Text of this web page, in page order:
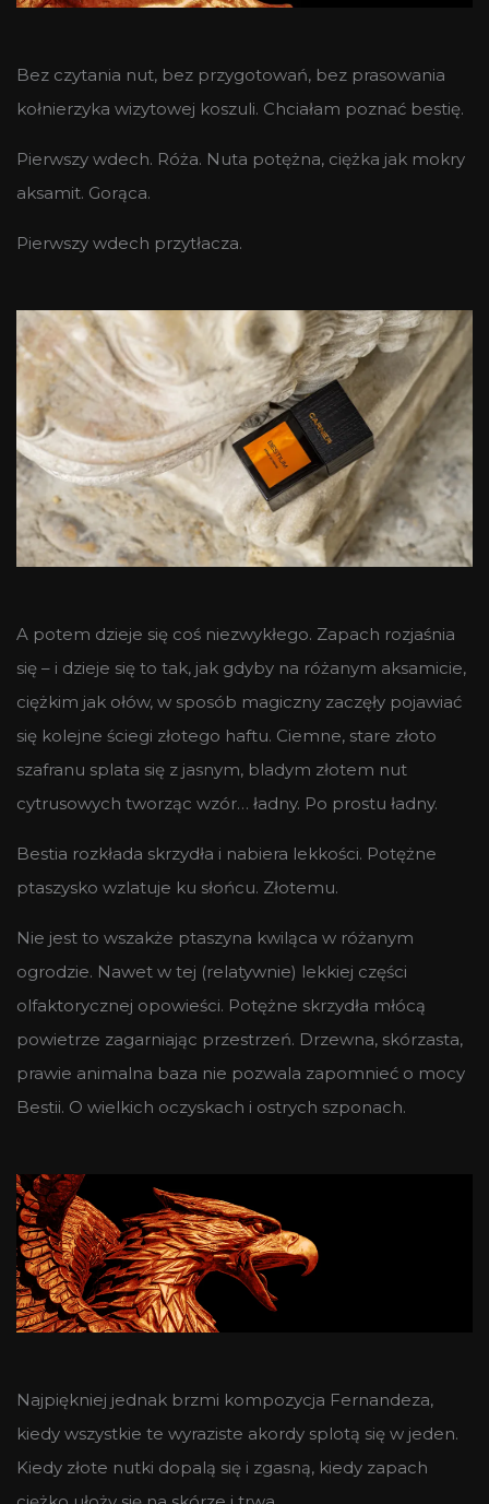
Bez czytania nut, bez przygotowań, bez prasowania
kołnierzyka wizytowej koszuli. Chciałam poznać bestię.
Pierwszy wdech. Róża. Nuta potężna, ciężka jak mokry
aksamit. Gorąca.
Pierwszy wdech przytłacza.
A potem dzieje się coś niezwykłego. Zapach rozjaśnia
się – i dzieje się to tak, jak gdyby na różanym aksamicie,
ciężkim jak ołów, w sposób magiczny zaczęły pojawiać
się kolejne ściegi złotego haftu. Ciemne, stare złoto
szafranu splata się z jasnym, bladym złotem nut
cytrusowych tworząc wzór… ładny. Po prostu ładny.
Bestia rozkłada skrzydła i nabiera lekkości. Potężne
ptaszysko wzlatuje ku słońcu. Złotemu.
Nie jest to wszakże ptaszyna kwiląca w różanym
ogrodzie. Nawet w tej (relatywnie) lekkiej części
olfaktorycznej opowieści. Potężne skrzydła młócą
powietrze zagarniając przestrzeń. Drzewna, skórzasta,
prawie animalna baza nie pozwala zapomnieć o mocy
Bestii. O wielkich oczyskach i ostrych szponach.
Najpiękniej jednak brzmi kompozycja Fernandeza,
kiedy wszystkie te wyraziste akordy splotą się w jeden.
Kiedy złote nutki dopalą się i zgasną, kiedy zapach